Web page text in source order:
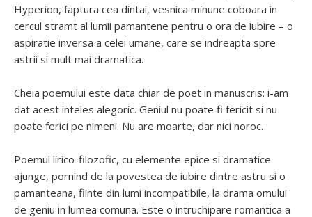
Hyperion, faptura cea dintai, vesnica minune coboara in
cercul stramt al lumii pamantene pentru o ora de iubire – o
aspiratie inversa a celei umane, care se indreapta spre
astrii si mult mai dramatica.
Cheia poemului este data chiar de poet in manuscris: i-am
dat acest inteles alegoric. Geniul nu poate fi fericit si nu
poate ferici pe nimeni. Nu are moarte, dar nici noroc.
Poemul lirico-filozofic, cu elemente epice si dramatice
ajunge, pornind de la povestea de iubire dintre astru si o
pamanteana, fiinte din lumi incompatibile, la drama omului
de geniu in lumea comuna. Este o intruchipare romantica a